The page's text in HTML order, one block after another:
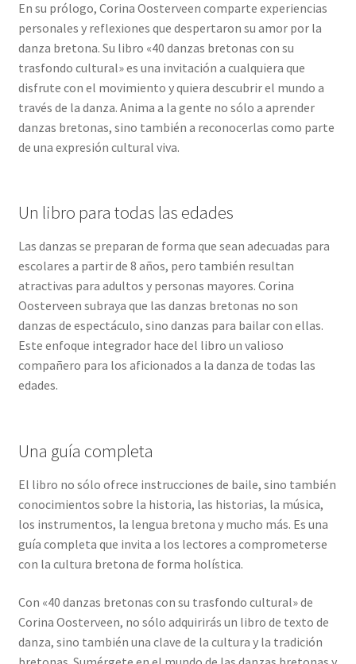
En su prólogo, Corina Oosterveen comparte experiencias
personales y reflexiones que despertaron su amor por la
danza bretona. Su libro «40 danzas bretonas con su
trasfondo cultural» es una invitación a cualquiera que
disfrute con el movimiento y quiera descubrir el mundo a
través de la danza. Anima a la gente no sólo a aprender
danzas bretonas, sino también a reconocerlas como parte
de una expresión cultural viva.
Un libro para todas las edades
Las danzas se preparan de forma que sean adecuadas para
escolares a partir de 8 años, pero también resultan
atractivas para adultos y personas mayores. Corina
Oosterveen subraya que las danzas bretonas no son
danzas de espectáculo, sino danzas para bailar con ellas.
Este enfoque integrador hace del libro un valioso
compañero para los aficionados a la danza de todas las
edades.
Una guía completa
El libro no sólo ofrece instrucciones de baile, sino también
conocimientos sobre la historia, las historias, la música,
los instrumentos, la lengua bretona y mucho más. Es una
guía completa que invita a los lectores a comprometerse
con la cultura bretona de forma holística.
Con «40 danzas bretonas con su trasfondo cultural» de
Corina Oosterveen, no sólo adquirirás un libro de texto de
danza, sino también una clave de la cultura y la tradición